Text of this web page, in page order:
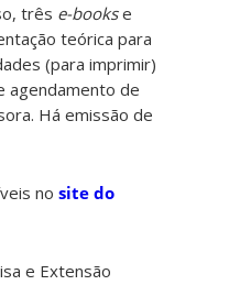
três e-bookse
teórica para
(para imprimir)
agendamento de
Há emissão de
nosite do
e Extensão